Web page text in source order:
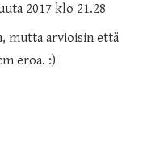
2017 klo 21.28
mutta arvioisin että
eroa. :)